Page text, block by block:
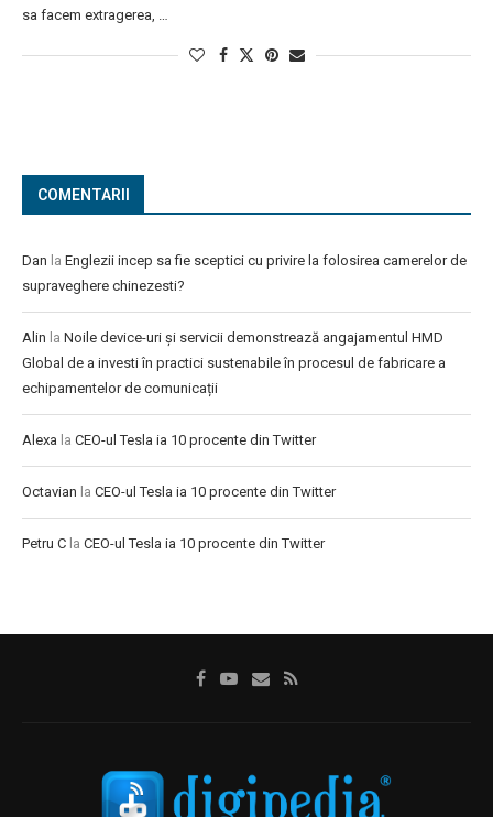
sa facem extragerea, …
COMENTARII
Dan la Englezii incep sa fie sceptici cu privire la folosirea camerelor de
supraveghere chinezesti?
Alin la Noile device-uri și servicii demonstrează angajamentul HMD
Global de a investi în practici sustenabile în procesul de fabricare a
echipamentelor de comunicații
Alexa la CEO-ul Tesla ia 10 procente din Twitter
Octavian la CEO-ul Tesla ia 10 procente din Twitter
Petru C la CEO-ul Tesla ia 10 procente din Twitter